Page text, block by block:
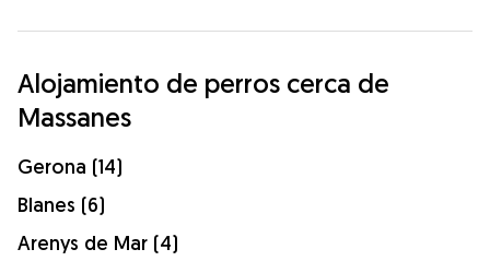
Alojamiento de perros cerca de
Massanes
Gerona (14)
Blanes (6)
Arenys de Mar (4)